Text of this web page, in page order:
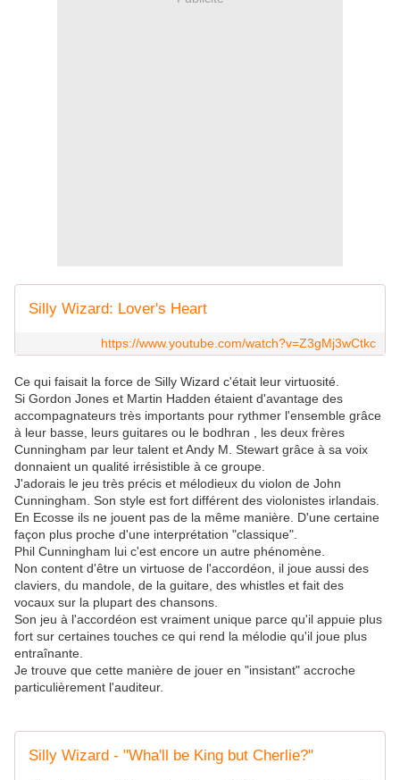
Silly Wizard: Lover's Heart
https://www.youtube.com/watch?v=Z3gMj3wCtkc
Ce qui faisait la force de Silly Wizard c'était leur virtuosité.
Si Gordon Jones et Martin Hadden étaient d'avantage des
accompagnateurs très importants pour rythmer l'ensemble grâce
à leur basse, leurs guitares ou le bodhran , les deux frères
Cunningham par leur talent et Andy M. Stewart grâce à sa voix
donnaient un qualité irrésistible à ce groupe.
J'adorais le jeu très précis et mélodieux du violon de John
Cunningham. Son style est fort différent des violonistes irlandais.
En Ecosse ils ne jouent pas de la même manière. D'une certaine
façon plus proche d'une interprétation "classique".
Phil Cunningham lui c'est encore un autre phénomène.
Non content d'être un virtuose de l'accordéon, il joue aussi des
claviers, du mandole, de la guitare, des whistles et fait des
vocaux sur la plupart des chansons.
Son jeu à l'accordéon est vraiment unique parce qu'il appuie plus
fort sur certaines touches ce qui rend la mélodie qu'il joue plus
entraînante.
Je trouve que cette manière de jouer en "insistant" accroche
particulièrement l'auditeur.
Silly Wizard - "Wha'll be King but Cherlie?"